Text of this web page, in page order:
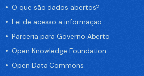
O que são dados abertos?
Lei de acesso a informação
Parceria para Governo Aberto
Open Knowledge Foundation
Open Data Commons